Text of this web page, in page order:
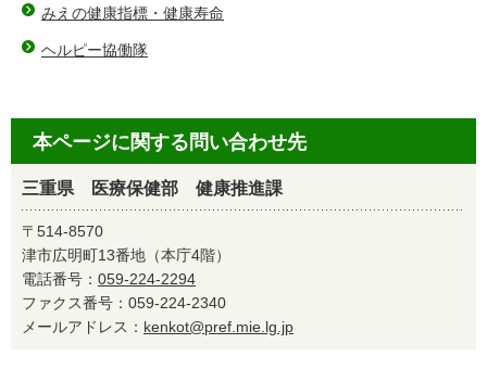
みえの健康指標・健康寿命
ヘルピー協働隊
本ページに関する問い合わせ先
三重県 医療保健部 健康推進課
〒514-8570
津市広明町13番地（本庁4階）
電話番号： 059-224-2294
ファクス番号：059-224-2340
メールアドレス： kenkot@pref.mie.lg.jp